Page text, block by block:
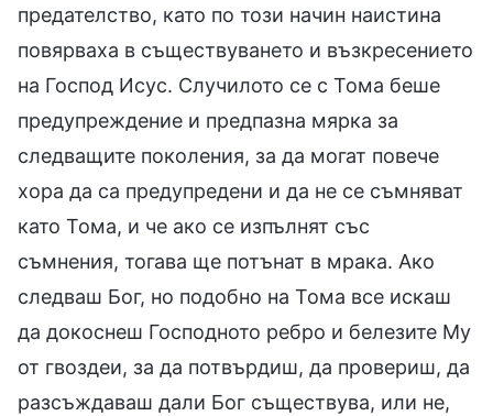
предателство, като по този начин наистина
повярваха в съществуването и възкресението
на Господ Исус. Случилото се с Тома беше
предупреждение и предпазна мярка за
следващите поколения, за да могат повече
хора да са предупредени и да не се съмняват
като Тома, и че ако се изпълнят със
съмнения, тогава ще потънат в мрака. Ако
следваш Бог, но подобно на Тома все искаш
да докоснеш Господното ребро и белезите Му
от гвоздеи, за да потвърдиш, да провериш, да
разсъждаваш дали Бог съществува, или не,